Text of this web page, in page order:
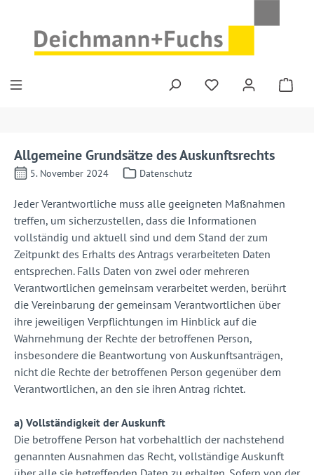
Allgemeine Grundsätze des Auskunftsrechts
5. November 2024 Datenschutz
Jeder Verantwortliche muss alle geeigneten Maßnahmen
treffen, um sicherzustellen, dass die Informationen
vollständig und aktuell sind und dem Stand der zum
Zeitpunkt des Erhalts des Antrags verarbeiteten Daten
entsprechen. Falls Daten von zwei oder mehreren
Verantwortlichen gemeinsam verarbeitet werden, berührt
die Vereinbarung der gemeinsam Verantwortlichen über
ihre jeweiligen Verpflichtungen im Hinblick auf die
Wahrnehmung der Rechte der betroffenen Person,
insbesondere die Beantwortung von Auskunftsanträgen,
nicht die Rechte der betroffenen Person gegenüber dem
Verantwortlichen, an den sie ihren Antrag richtet.
a) Vollständigkeit der Auskunft
Die betroffene Person hat vorbehaltlich der nachstehend
genannten Ausnahmen das Recht, vollständige Auskunft